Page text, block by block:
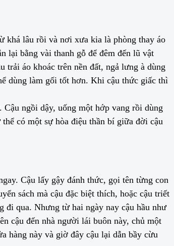
khá lâu rồi và nơi xưa kia là phòng thay áo
lại bằng vài thanh gỗ để đêm đến lũ vật
trải áo khoác trên nền đất, ngả lưng à dùng
dùng làm gối tốt hơn. Khi cậu thức giấc thì
ngồi dậy, uống một hớp vang rồi dùng
có một sự hòa điệu thần bí giữa đời cậu
Cậu lấy gậy đánh thức, gọi tên từng con
sách mà cậu đặc biệt thích, hoặc cậu triết
qua. Nhưng từ hai ngày nay cậu hầu như
cậu đến nhà người lái buôn này, chủ một
hàng này và giờ đây cậu lại dẫn bầy cừu